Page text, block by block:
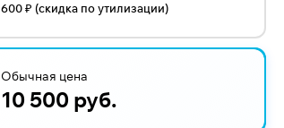
600 ₽ (скидка по утилизации)
Обычная цена
10 500 руб.